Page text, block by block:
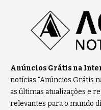
Anúncios Grátis na
notícias “Anúncios Grátis
as últimas atualizações e
relevantes para o mundo